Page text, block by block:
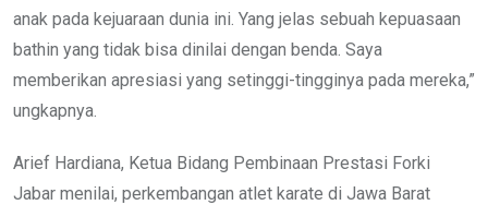
anak pada kejuaraan dunia ini. Yang jelas sebuah kepuasaan
bathin yang tidak bisa dinilai dengan benda. Saya
memberikan apresiasi yang setinggi-tingginya pada mereka,”
ungkapnya.
Arief Hardiana, Ketua Bidang Pembinaan Prestasi Forki
Jabar menilai, perkembangan atlet karate di Jawa Barat